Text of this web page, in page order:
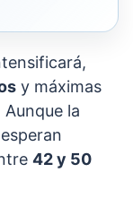
y máximas
Aunque la
42 y 50